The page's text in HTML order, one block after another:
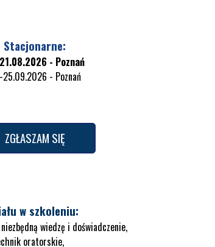
Stacjonarne:
- Poznań
- Poznań
ZGŁASZAM SIĘ
w szkoleniu:
wiedzę i doświadczenie,
oratorskie,